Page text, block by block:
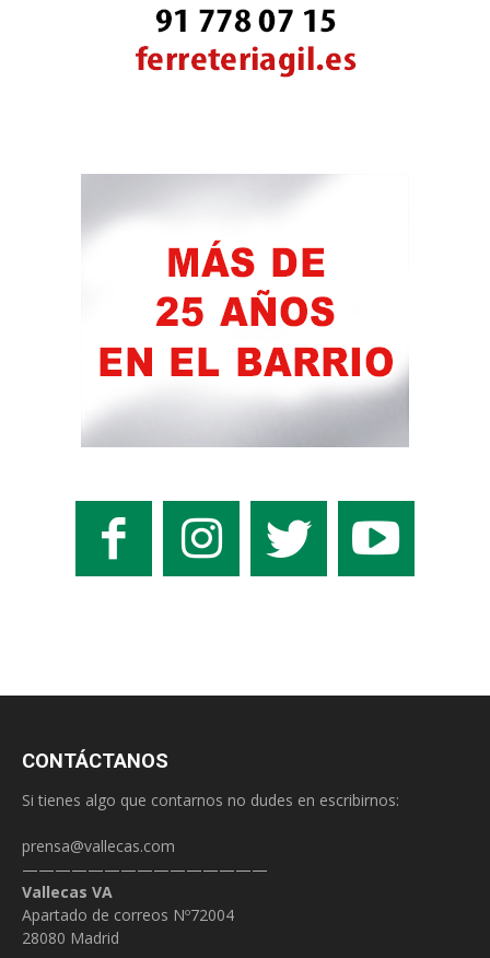
CONTÁCTANOS
Si tienes algo que contarnos no dudes en escribirnos:
prensa@vallecas.com
———————————————
Vallecas VA
Apartado de correos Nº72004
28080 Madrid